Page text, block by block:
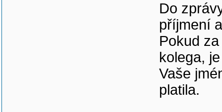
Do
příjmení
Pokud
kolega,
Vaše
platila.